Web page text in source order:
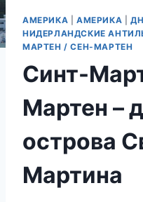
АМЕРИКА АМЕРИКА
НИДЕРЛАНДСКИЕ
МАРТЕН / СЕН-МАРТЕН
Синт-
Мартен –
острова
Мартина